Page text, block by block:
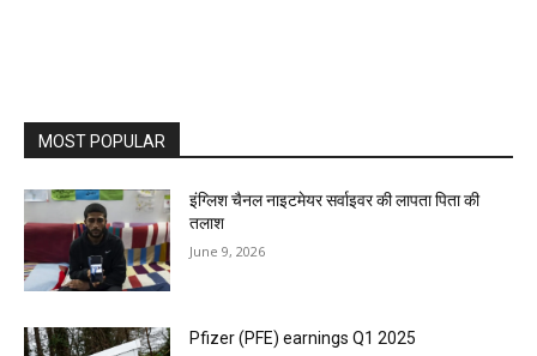
MOST POPULAR
इंग्लिश चैनल नाइटमेयर सर्वाइवर की लापता पिता की
तलाश
June 9, 2026
Pfizer (PFE) earnings Q1 2025